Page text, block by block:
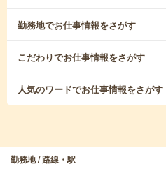
勤務地でお仕事情報をさがす
こだわりでお仕事情報をさがす
人気のワードでお仕事情報をさがす
勤務地 / 路線・駅